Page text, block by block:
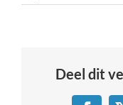
Bezwaar
Deel dit